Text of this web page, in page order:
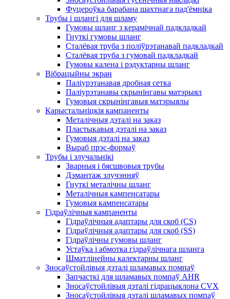
Фуцероўка барабана шахтнага пад'ёмніка
Трубы і шлангі для шламу
Гумовы шланг з керамічнай падкладкай
Гнуткі гумовы шланг
Сталёвая труба з поліўрэтанавай падкладкай
Сталёвая труба з гумовай падкладкай
Гумовы калена і рэдуктарны шланг
Вібрацыйны экран
Паліурэтанавая дробная сетка
Паліурэтанавы скрынінгавы матэрыял
Гумовыя скрынінгавыя матэрыялы
Карыстальніцкія кампаненты
Металічныя дэталі на заказ
Пластыкавыя дэталі на заказ
Гумовыя дэталі на заказ
Выраб прэс-формаў
Трубы і злучальнікі
Зварныя і бясшвовыя трубы
Дэмантаж злучэнняў
Гнуткі металічны шланг
Металічныя кампенсатары
Гумовыя кампенсатары
Гідраўлічныя кампаненты
Гідраўлічныя адаптары для скоб (CS)
Гідраўлічныя адаптары для скоб (SS)
Гідраўлічны гумовы шланг
Устаўка і абмотка гідраўлічнага шланга
Шматлінейны калектарны шланг
Зносаўстойлівыя дэталі шламавых помпаў
Запчасткі для шламавых помпаў AHR
Зносаўстойлівыя дэталі гідрацыклона CVX
Зносаўстойлівыя дэталі шламавых помпаў